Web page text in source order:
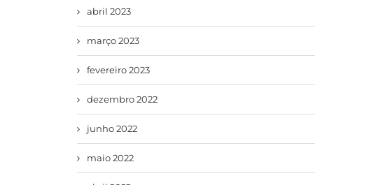
abril 2023
março 2023
fevereiro 2023
dezembro 2022
junho 2022
maio 2022